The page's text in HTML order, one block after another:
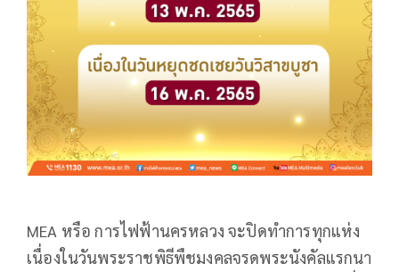
MEA หรือ การไฟฟ้านครหลวง จะปิดทำการทุกแห่ง
เนื่องในวันพระราชพิธีพืชมงคลจรดพระนังคัลแรกนา